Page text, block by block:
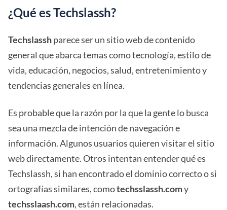
¿Qué es Techslassh?
Techslasshparece ser un sitio web de contenido
general que abarca temas como tecnología, estilo de
vida, educación, negocios, salud, entretenimiento y
tendencias generales en línea.
Es probable que la razón por la que la gente lo busca
sea una mezcla de intención de navegación e
información. Algunos usuarios quieren visitar el sitio
web directamente. Otros intentan entender qué es
Techslassh, si han encontrado el dominio correcto o si
ortografías similares, comotechsslassh.comy
techsslaash.com, están relacionadas.